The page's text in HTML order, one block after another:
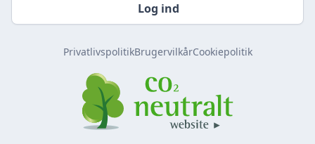
Log ind
PrivatlivspolitikBrugervilkårCookiepolitik